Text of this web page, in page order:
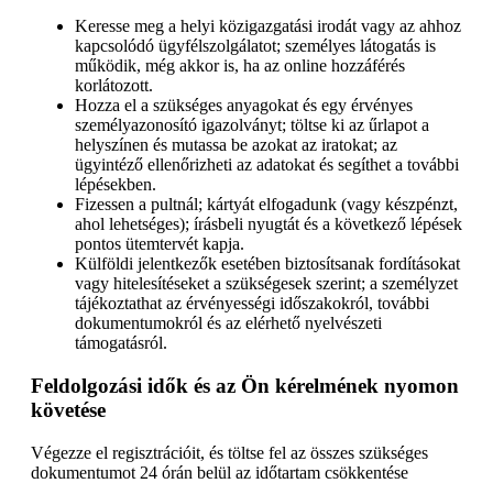
Keresse meg a helyi közigazgatási irodát vagy az ahhoz
kapcsolódó ügyfélszolgálatot; személyes látogatás is
működik, még akkor is, ha az online hozzáférés
korlátozott.
Hozza el a szükséges anyagokat és egy érvényes
személyazonosító igazolványt; töltse ki az űrlapot a
helyszínen és mutassa be azokat az iratokat; az
ügyintéző ellenőrizheti az adatokat és segíthet a további
lépésekben.
Fizessen a pultnál; kártyát elfogadunk (vagy készpénzt,
ahol lehetséges); írásbeli nyugtát és a következő lépések
pontos ütemtervét kapja.
Külföldi jelentkezők esetében biztosítsanak fordításokat
vagy hitelesítéseket a szükségesek szerint; a személyzet
tájékoztathat az érvényességi időszakokról, további
dokumentumokról és az elérhető nyelvészeti
támogatásról.
Feldolgozási idők és az Ön kérelmének nyomon
követése
Végezze el regisztrációit, és töltse fel az összes szükséges
dokumentumot 24 órán belül az időtartam csökkentése